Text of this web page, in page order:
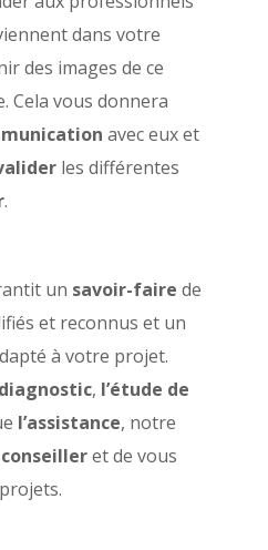
dans votre
des images de ce
Cela vous donnera
avec eux et
les différentes
.
un savoir-faire de
et reconnus et un
à votre projet.
, l’étude de
l’assistance, notre
conseilleret de vous